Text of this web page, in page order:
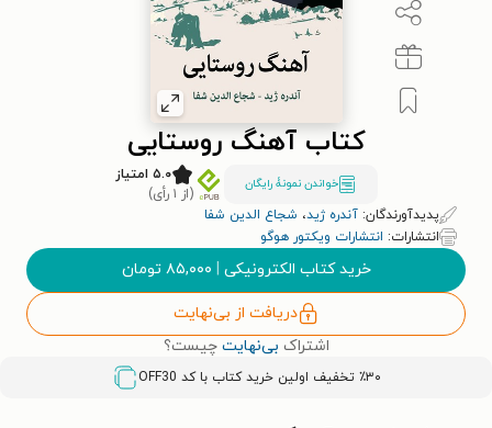
کتاب آهنگ روستایی
خواندن نمونۀ رایگان
۵.۰ امتیاز
(از ۱ رأی)
پدیدآورندگان: آندره ژید، شجاع الدین شفا
انتشارات: انتشارات ویکتور هوگو
خرید کتاب الکترونیکی | ۸۵,۰۰۰ تومان
دریافت از بی‌نهایت
اشتراک بی‌نهایت چیست؟
٪۳۰ تخفیف اولین خرید کتاب با کد OFF30